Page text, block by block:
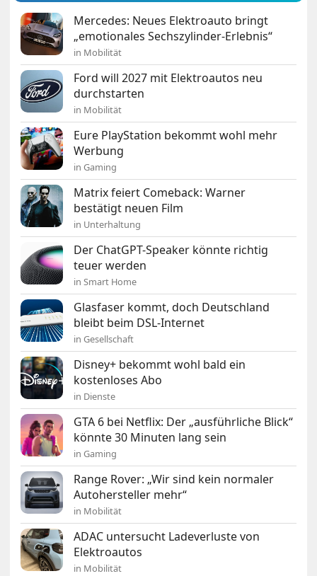
Mercedes: Neues Elektroauto bringt
„emotionales Sechszylinder-Erlebnis“
in Mobilität
Ford will 2027 mit Elektroautos neu
durchstarten
in Mobilität
Eure PlayStation bekommt wohl mehr
Werbung
in Gaming
Matrix feiert Comeback: Warner
bestätigt neuen Film
in Unterhaltung
Der ChatGPT-Speaker könnte richtig
teuer werden
in Smart Home
Glasfaser kommt, doch Deutschland
bleibt beim DSL-Internet
in Gesellschaft
Disney+ bekommt wohl bald ein
kostenloses Abo
in Dienste
GTA 6 bei Netflix: Der „ausführliche Blick“
könnte 30 Minuten lang sein
in Gaming
Range Rover: „Wir sind kein normaler
Autohersteller mehr“
in Mobilität
ADAC untersucht Ladeverluste von
Elektroautos
in Mobilität